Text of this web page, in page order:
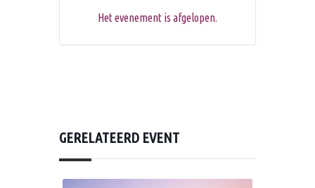
Het evenement is afgelopen.
GERELATEERD EVENT